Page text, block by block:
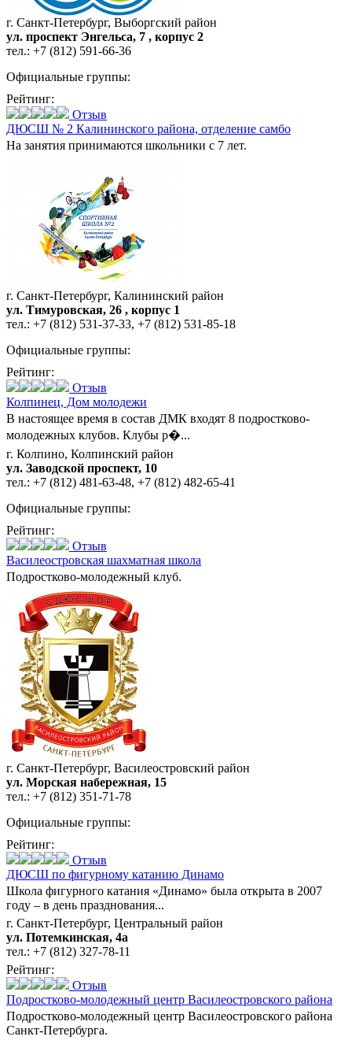
г. Санкт-Петербург, Выборгский район
ул. проспект Энгельса, 7 , корпус 2
тел.: +7 (812) 591-66-36
Официальные группы:
Рейтинг:
Отзыв
ДЮСШ № 2 Калининского района, отделение самбо
На занятия принимаются школьники с 7 лет.
г. Санкт-Петербург, Калининский район
ул. Тимуровская, 26 , корпус 1
тел.: +7 (812) 531-37-33, +7 (812) 531-85-18
Официальные группы:
Рейтинг:
Отзыв
Колпинец, Дом молодежи
В настоящее время в состав ДМК входят 8 подростково-
молодежных клубов. Клубы р�...
г. Колпино, Колпинский район
ул. Заводской проспект, 10
тел.: +7 (812) 481-63-48, +7 (812) 482-65-41
Официальные группы:
Рейтинг:
Отзыв
Василеостровская шахматная школа
Подростково-молодежный клуб.
г. Санкт-Петербург, Василеостровский район
ул. Морская набережная, 15
тел.: +7 (812) 351-71-78
Официальные группы:
Рейтинг:
Отзыв
ДЮСШ по фигурному катанию Динамо
Школа фигурного катания «Динамо» была открыта в 2007
году – в день празднования...
г. Санкт-Петербург, Центральный район
ул. Потемкинская, 4а
тел.: +7 (812) 327-78-11
Рейтинг:
Отзыв
Подростково-молодежный центр Василеостровского района
Подростково-молодежный центр Василеостровского района
Санкт-Петербурга.